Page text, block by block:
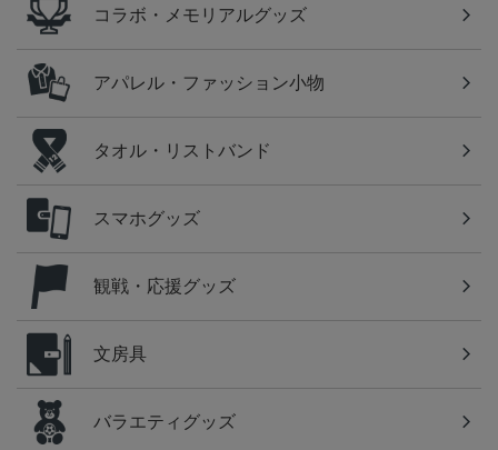
コラボ・メモリアルグッズ
アパレル・ファッション小物
タオル・リストバンド
スマホグッズ
観戦・応援グッズ
文房具
バラエティグッズ